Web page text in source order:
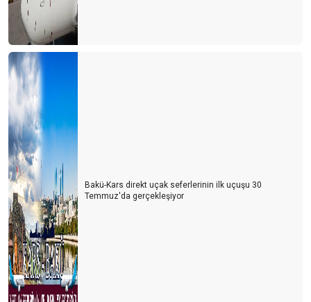
Bakü-Kars direkt uçak seferlerinin ilk uçuşu 30
Temmuz'da gerçekleşiyor